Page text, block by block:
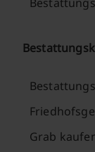
Grab